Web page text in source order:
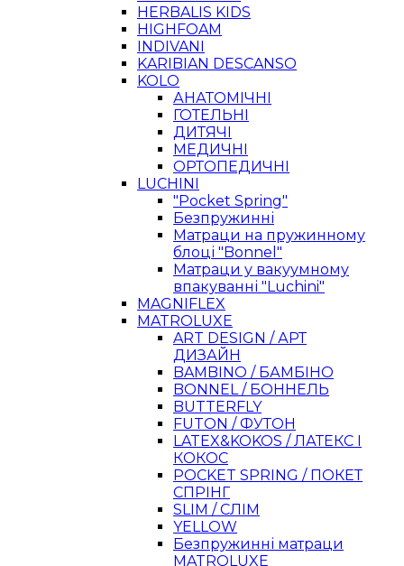
HERBALIS KIDS
HIGHFOAM
INDIVANI
KARIBIAN DESCANSO
KOLO
АНАТОМІЧНІ
ГОТЕЛЬНІ
ДИТЯЧІ
МЕДИЧНІ
ОРТОПЕДИЧНІ
LUCHINI
"Pocket Spring"
Безпружинні
Матраци на пружинному
блоці "Bonnel"
Матраци у вакуумному
впакуванні "Luchini"
MAGNIFLEX
MATROLUXE
ART DESIGN / АРТ
ДИЗАЙН
BAMBINO / БАМБІНО
BONNEL / БОННЕЛЬ
BUTTERFLY
FUTON / ФУТОН
LATEX&KOKOS / ЛАТЕКС І
КОКОС
POCKET SPRING / ПОКЕТ
СПРІНГ
SLIM / СЛІМ
YELLOW
Безпружинні матраци
MATROLUXE